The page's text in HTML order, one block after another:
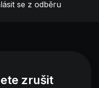
se z odběru
zrušit